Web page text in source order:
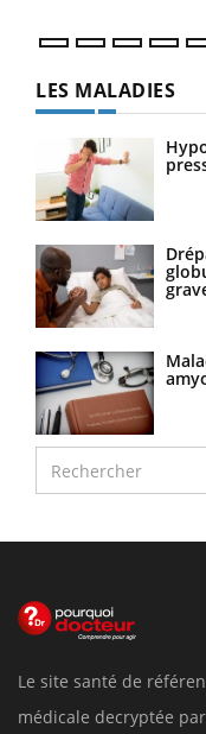
LES MALADIES
Le site santé de
médicale decryptée